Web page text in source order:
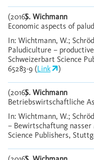
(2016)S. Wichmann
Economic aspects of
In: Wichtmann, W.;
Paludiculture –
Schweizerbart Science
65283-9 (Link )
(2016)S. Wichmann
Betriebswirtschaftliche
In: Wichtmann, W.;
– Bewirtschaftung nasser
Science Publishers,